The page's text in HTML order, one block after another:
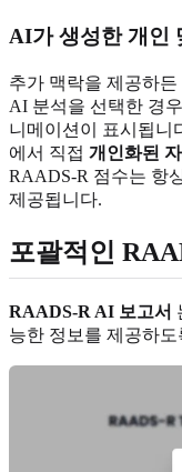
AI가 생성한 개인
추가 맥락을 제공하
AI 분석을 선택한 경
니메이션이 표시됩니
에서 직접 개인화된
RAADS-R 점수는 항
제공됩니다.
포괄적인
RAADS-R AI 보고서
능한 정보를 제공하